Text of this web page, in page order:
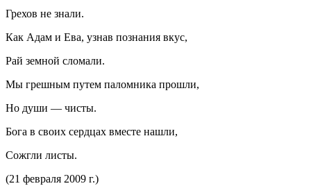
Грехов не знали.
Как Адам и Ева, узнав познания вкус,
Рай земной сломали.
Мы грешным путем паломника прошли,
Но души — чисты.
Бога в своих сердцах вместе нашли,
Сожгли листы.
(21 февраля 2009 г.)